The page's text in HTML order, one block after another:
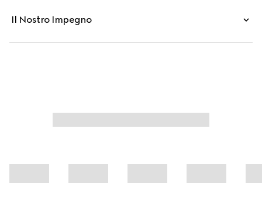
garantisce una copertura uniforme e impeccabile tutto il
Il Nostro Impegno